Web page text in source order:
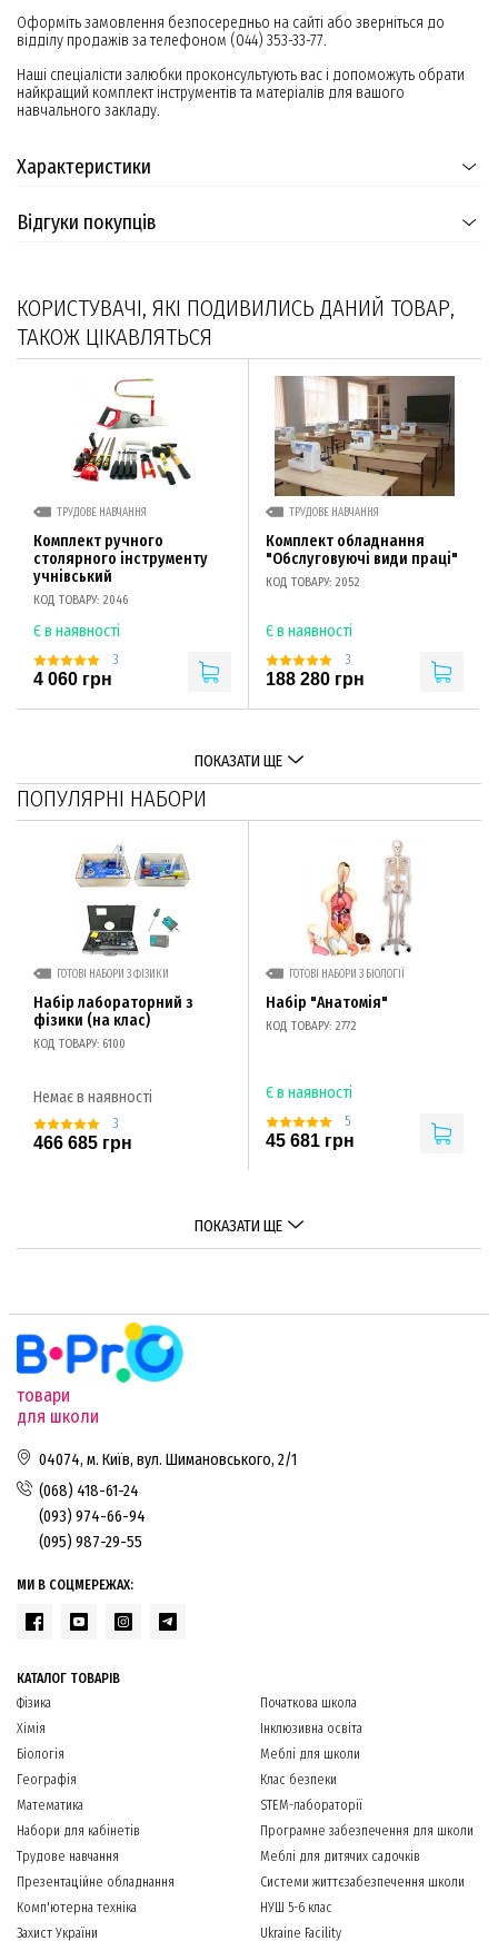
Оформіть замовлення безпосередньо на сайті або зверніться до
відділу продажів за телефоном (044) 353-33-77.
Наші спеціалісти залюбки проконсультують вас і допоможуть обрати
найкращий комплект інструментів та матеріалів для вашого
навчального закладу.
Характеристики
Відгуки покупців
КОРИСТУВАЧІ, ЯКІ ПОДИВИЛИСЬ ДАНИЙ ТОВАР,
ТАКОЖ ЦІКАВЛЯТЬСЯ
ТРУДОВЕ НАВЧАННЯ
Комплект ручного
столярного інструменту
учнівський
КОД ТОВАРУ: 2046
Є в наявності
3
4 060 грн
ТРУДОВЕ НАВЧАННЯ
Комплект обладнання
"Обслуговуючі види праці"
КОД ТОВАРУ: 2052
Є в наявності
3
188 280 грн
ПОКАЗАТИ ЩЕ
ПОПУЛЯРНІ НАБОРИ
ГОТОВІ НАБОРИ З ФІЗИКИ
Набір лабораторний з
фізики (на клас)
КОД ТОВАРУ: 6100
Немає в наявності
3
466 685 грн
ГОТОВІ НАБОРИ З БІОЛОГІЇ
Набір "Анатомія"
КОД ТОВАРУ: 2772
Є в наявності
5
45 681 грн
ПОКАЗАТИ ЩЕ
товари
для школи
04074, м. Київ, вул. Шимановського, 2/1
(068) 418-61-24
(093) 974-66-94
(095) 987-29-55
МИ В СОЦМЕРЕЖАХ:
КАТАЛОГ ТОВАРІВ
Фізика
Хімія
Біологія
Географія
Математика
Набори для кабінетів
Трудове навчання
Презентаційне обладнання
Комп'ютерна техніка
Захист України
Початкова школа
Інклюзивна освіта
Меблі для школи
Клас безпеки
STEM-лабораторії
Програмне забезпечення для школи
Меблі для дитячих садочків
Системи життєзабезпечення школи
НУШ 5-6 клас
Ukraine Facility